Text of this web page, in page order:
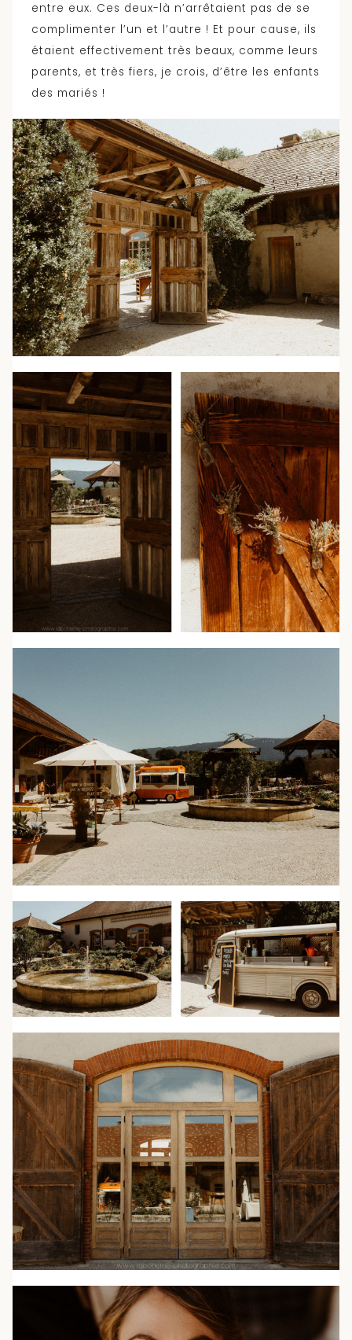
entre eux. Ces deux-là n’arrêtaient pas de se
complimenter l’un et l’autre ! Et pour cause, ils
étaient effectivement très beaux, comme leurs
parents, et très fiers, je crois, d’être les enfants
des mariés !